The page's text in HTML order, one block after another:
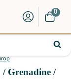
0
/ Grenadine /